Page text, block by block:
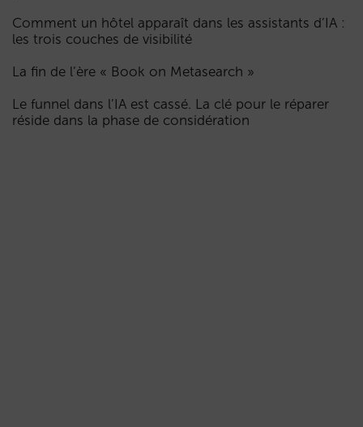
Comment un hôtel apparaît dans les assistants d’IA :
les trois couches de visibilité
La fin de l’ère « Book on Metasearch »
Le funnel dans l’IA est cassé. La clé pour le réparer
réside dans la phase de considération